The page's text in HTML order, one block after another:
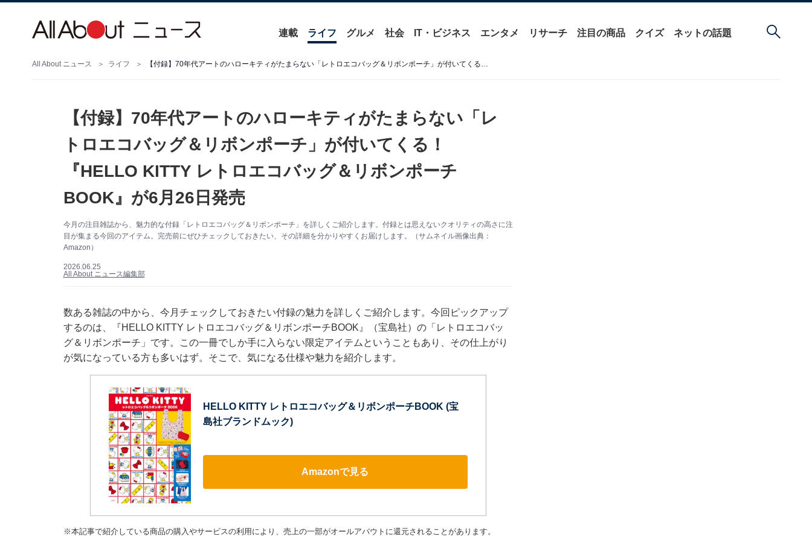
連載 ライフ グルメ 社会 IT・ビジネス エンタメ リサーチ 注目の商品 クイズ ネットの話題
All About ニュース ライフ 【付録】70年代アートのハローキティがたまらない「レトロエコバッグ＆リボンポーチ」が付いてくる！ 『HELLO KITTY レトロエコバッグ＆リボンポーチBOOK』が6月26日発売
【付録】70年代アートのハローキティがたまらない「レ
トロエコバッグ＆リボンポーチ」が付いてくる！
『HELLO KITTY レトロエコバッグ＆リボンポーチ
BOOK』が6月26日発売
今月の注目雑誌から、魅力的な付録「レトロエコバッグ＆リボンポーチ」を詳しくご紹介します。付録とは思えないクオリティの高さに注
目が集まる今回のアイテム。完売前にぜひチェックしておきたい、その詳細を分かりやすくお届けします。（サムネイル画像出典：
Amazon）
2026.06.25
All About ニュース編集部
数ある雑誌の中から、今月チェックしておきたい付録の魅力を詳しくご紹介します。今回ピックアップ
するのは、『HELLO KITTY レトロエコバッグ＆リボンポーチBOOK』（宝島社）の「レトロエコバッ
グ＆リボンポーチ」です。この一冊でしか手に入らない限定アイテムということもあり、その仕上がり
が気になっている方も多いはず。そこで、気になる仕様や魅力を紹介します。
HELLO KITTY レトロエコバッグ＆リボンポーチBOOK (宝
島社ブランドムック)
Amazonで見る
※本記事で紹介している商品の購入やサービスの利用により、売上の一部がオールアバウトに還元されることがあります。